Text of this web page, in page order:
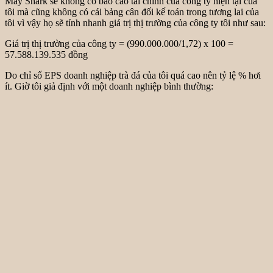
tôi mà cũng không có cái bảng cân đối kế toán trong tương lai của
tôi vì vậy họ sẽ tính nhanh giá trị thị trường của công ty tôi như sau:
Giá trị thị trường của công ty = (990.000.000/1,72) x 100 =
57.588.139.535 đồng
Do chỉ số EPS doanh nghiệp trà đá của tôi quá cao nên tỷ lệ % hơi
ít. Giờ tôi giả định với một doanh nghiệp bình thường: